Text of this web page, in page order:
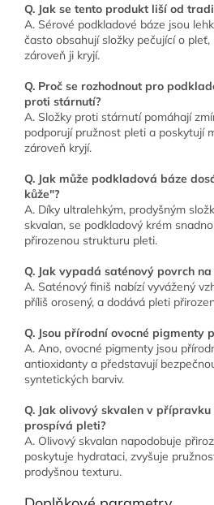
Q. Jak se tento produkt liší od
A. Sérové podkladové báze jsou
často obsahují složky pečující o
zároveň ji kryjí.
Q. Proč se rozhodnout pro
proti stárnutí?
A. Složky proti stárnutí pomáhají
podporují pružnost pleti a poskytují
zároveň kryjí.
Q. Jak může podkladová báze
kůže"?
A. Díky ultralehkým, prodyšným
skvalan, se podkladový krém
přirozenou strukturu pleti.
Q. Jak vypadá saténový povrch
A. Saténový finiš nabízí vyvážený
příliš orosený, a dodává pleti
Q. Jsou přírodní ovocné pigmenty
A. Ano, ovocné pigmenty jsou
antioxidanty a představují
syntetických barviv.
Q. Jak olivový skvalen v
prospívá pleti?
A. Olivový skvalan napodobuje
poskytuje hydrataci, zvyšuje
prodyšnou texturu.